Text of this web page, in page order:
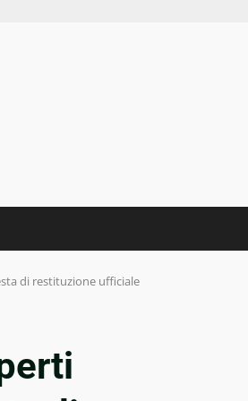
di restituzione ufficiale